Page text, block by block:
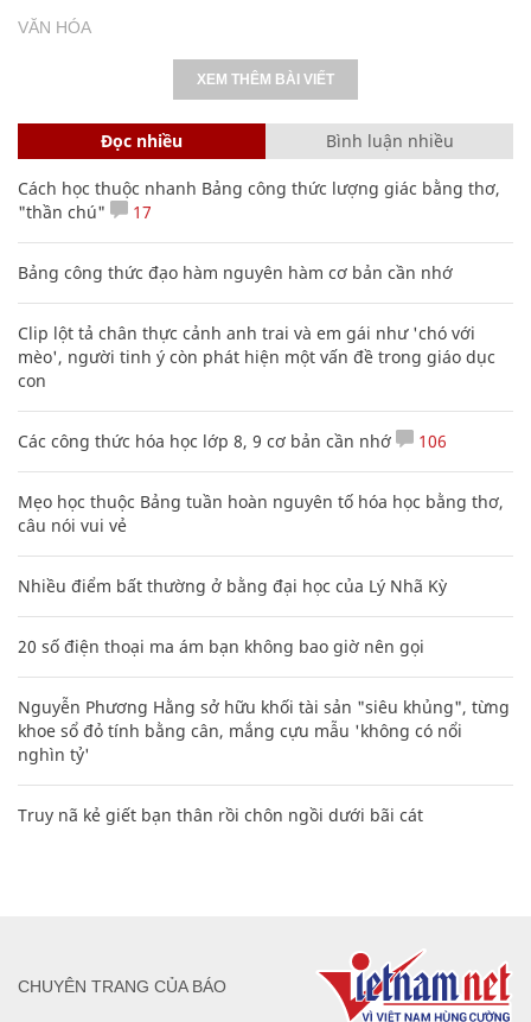
VĂN HÓA
XEM THÊM BÀI VIẾT
Đọc nhiều Bình luận nhiều
Cách học thuộc nhanh Bảng công thức lượng giác bằng thơ,
"thần chú"
17
Bảng công thức đạo hàm nguyên hàm cơ bản cần nhớ
Clip lột tả chân thực cảnh anh trai và em gái như 'chó với
mèo', người tinh ý còn phát hiện một vấn đề trong giáo dục
con
Các công thức hóa học lớp 8, 9 cơ bản cần nhớ 106
Mẹo học thuộc Bảng tuần hoàn nguyên tố hóa học bằng thơ,
câu nói vui vẻ
Nhiều điểm bất thường ở bằng đại học của Lý Nhã Kỳ
20 số điện thoại ma ám bạn không bao giờ nên gọi
Nguyễn Phương Hằng sở hữu khối tài sản "siêu khủng", từng
khoe sổ đỏ tính bằng cân, mắng cựu mẫu 'không có nổi
nghìn tỷ'
Truy nã kẻ giết bạn thân rồi chôn ngồi dưới bãi cát
CHUYÊN TRANG CỦA BÁO